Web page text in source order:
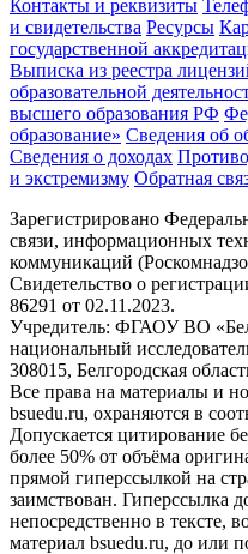
Контакты и реквизиты
и свидетельства Ресурсы
государственной
Выписка из реестра
образовательной
высшего образования РФ
образование» Сведения об
Сведения о доходах
и экстремизму Обратная
Зарегистрировано
связи, информационных
коммуникаций
Свидетельство о
86291 от 02.11.2023.
Учредитель: ФГАОУ ВО
национальный
308015, Белгородская
Все права на материалы и
bsuedu.ru, охраняются в
Допускается цитирование
более 50% от объёма
прямой гиперссылкой на
заимствован. Гиперссылка
непосредственно в тексте,
материал bsuedu.ru, до или